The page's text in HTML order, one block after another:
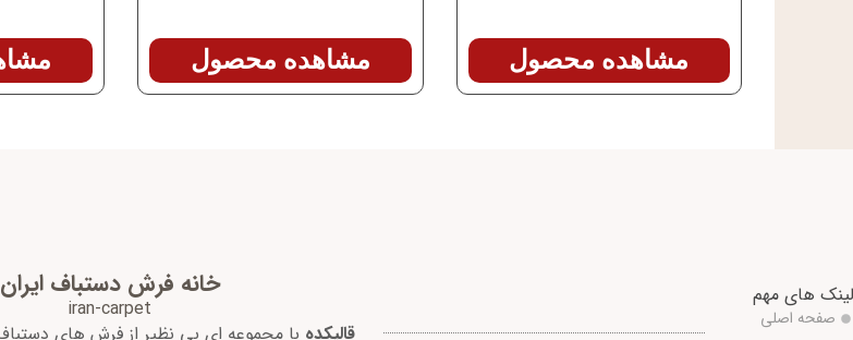
مشاهده محصول مشاهده محصول
لینک های مهم
صفحه اصلی
خانه فرش دستباف ایران
iran-carpet
قالیکده با مجموعه ای بی نظیر از فرش های